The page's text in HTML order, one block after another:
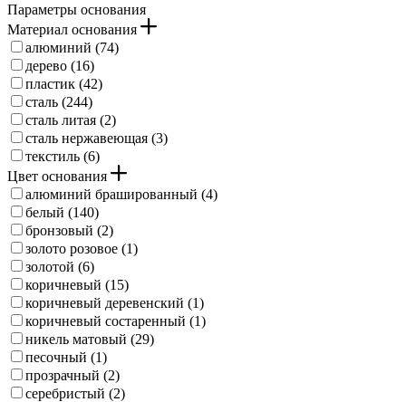
Параметры основания
Материал основания
алюминий (74)
дерево (16)
пластик (42)
сталь (244)
сталь литая (2)
сталь нержавеющая (3)
текстиль (6)
Цвет основания
алюминий брашированный (4)
белый (140)
бронзовый (2)
золото розовое (1)
золотой (6)
коричневый (15)
коричневый деревенский (1)
коричневый состаренный (1)
никель матовый (29)
песочный (1)
прозрачный (2)
серебристый (2)